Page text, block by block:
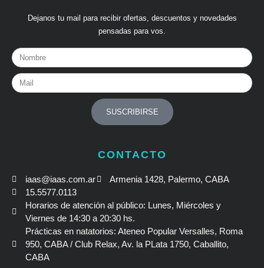
Dejanos tu mail para recibir ofertas, descuentos y novedades
pensadas para vos.
Nombre
Mail
SUSCRIBIRSE
CONTACTO
iaas@iaas.com.ar
Armenia 1428, Palermo, CABA
15.5577.0113
Horarios de atención al público: Lunes, Miércoles y
Viernes de 14:30 a 20:30 hs.
Prácticas en natatorios: Ateneo Popular Versalles, Roma
950, CABA / Club Relax, Av. la PLata 1750, Caballito,
CABA